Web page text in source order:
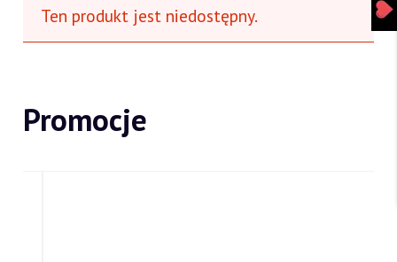
Ten produkt jest niedostępny.
Promocje